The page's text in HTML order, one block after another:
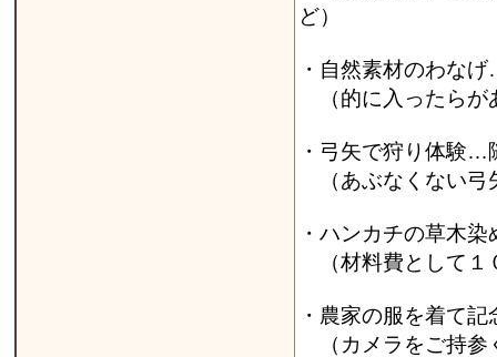
ど）
・自然素材のわな
（的に入ったらが
・弓矢で狩り体験…
（あぶなくない弓
・ハンカチの草木
（材料費として
・農家の服を着て
（カメラをご持参